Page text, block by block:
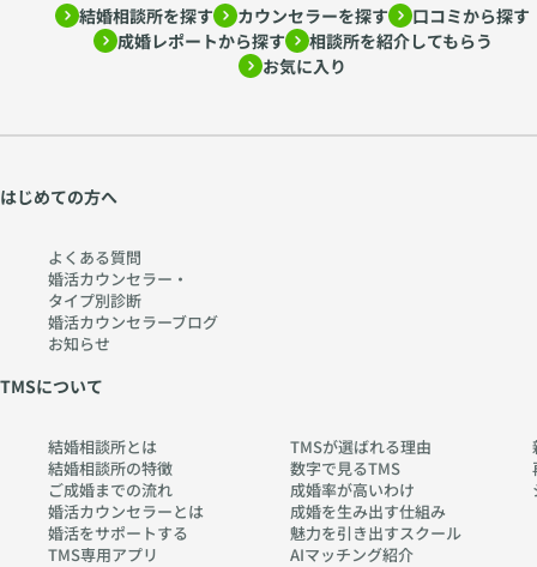
結婚相談所を探す カウンセラーを探す
口コミから探す
成婚レポートから探す
相談所を紹介してもらう
お気に入り
はじめての方へ
よくある質問
婚活カウンセラー・
タイプ別診断
婚活カウンセラーブログ
お知らせ
TMSについて
結婚相談所とは
結婚相談所の特徴
ご成婚までの流れ
婚活カウンセラーとは
婚活をサポートする
TMS専用アプリ
TMSが選ばれる理由
数字で見るTMS
成婚率が高いわけ
成婚を生み出す仕組み
魅力を引き出すスクール
AIマッチング紹介